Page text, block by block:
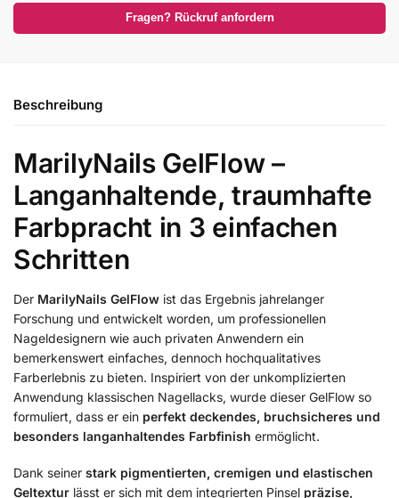
Fragen? Rückruf anfordern
Beschreibung
MarilyNails GelFlow –
Langanhaltende, traumhafte
Farbpracht in 3 einfachen
Schritten
Der MarilyNails GelFlow ist das Ergebnis jahrelanger
Forschung und entwickelt worden, um professionellen
Nageldesignern wie auch privaten Anwendern ein
bemerkenswert einfaches, dennoch hochqualitatives
Farberlebnis zu bieten. Inspiriert von der unkomplizierten
Anwendung klassischen Nagellacks, wurde dieser GelFlow so
formuliert, dass er ein perfekt deckendes, bruchsicheres und
besonders langanhaltendes Farbfinish ermöglicht.
Dank seiner stark pigmentierten, cremigen und elastischen
Geltextur lässt er sich mit dem integrierten Pinsel präzise,